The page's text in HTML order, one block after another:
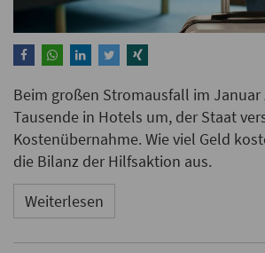
Beim großen Stromausfall im
Tausende in Hotels um, der Staat
Kostenübernahme. Wie viel Geld
die Bilanz der Hilfsaktion aus.
Weiterlesen